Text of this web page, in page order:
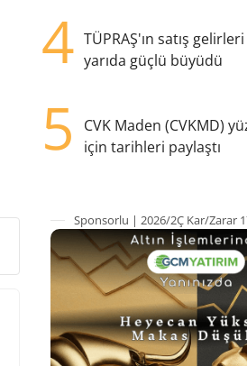
4 TÜPRAŞ'ın satış gelirleri
yarıda güçlü büyüdü
5
CVK Maden (CVKMD)
için tarihleri paylaştı
Sponsorlu | 2026/2Ç Kar/Zarar